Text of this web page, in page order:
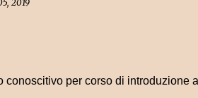
2019
conoscitivo per corso di introduzione